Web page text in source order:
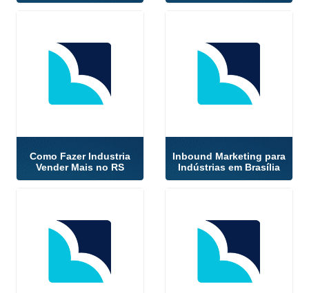
Como Fazer Industria
Vender Mais no RS
Inbound Marketing para
Indústrias em Brasília